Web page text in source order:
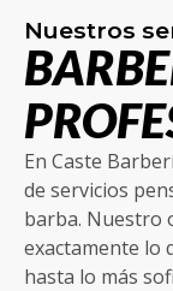
Nuestros
En Caste
de servicios
barba. Nuestro
exactamente lo
hasta lo más